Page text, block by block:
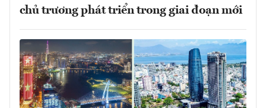
chủ trương phát triển trong giai đoạn mới